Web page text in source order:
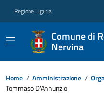
Regione Liguria
Comune di
Nervina
Home / Amministrazione /
Tommaso D'Annunzio